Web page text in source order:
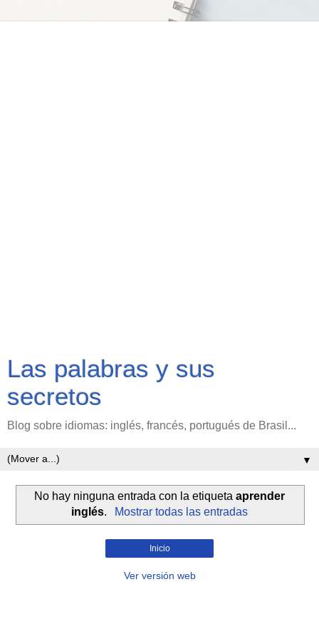
Las palabras y sus
secretos
Blog sobre idiomas: inglés, francés, portugués de Brasil...
▼
No hay ninguna entrada con la etiqueta aprender
inglés. Mostrar todas las entradas
Inicio
Ver versión web